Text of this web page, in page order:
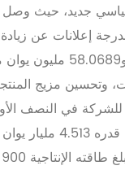
في 15 يوليو، أصدرت شركة هونغتشوانغ القابضة توقعاتها للأداء.
وتحسين مزيج
في 12 يوليو، أصدرت شركة شينهو المحدودة إعلانًا عن